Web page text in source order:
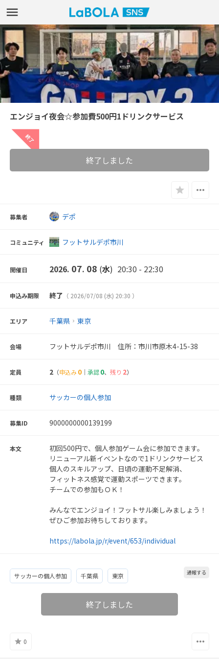
エンジョイ夜会☆参加費500円1ドリンクサービス
終了
終了しました
募集者 デポ
コミュニティ フットサルデポ市川
開催日 2026. 07. 08 (水) 20:30 - 22:30
申込み期限 終了 （ 2026/07/08 (水) 20:30 ）
エリア 千葉県 東京
会場 フットサルデポ市川 住所：市川市原木4-15-38
定員 2 （申込み 0 ｜ 承認0、 残り 2）
種類 サッカーの個人参加
募集ID 9000000000139199
本文
初回500円で、個人参加ゲーム会に参加できます。
リニューアル新イベントなので1ドリンクサービス
個人のスキルアップ、日頃の運動不足解消、
フィットネス感覚で運動スポーツできます。
チームでの参加もＯＫ！
みんなでエンジョイ！フットサル楽しみましょう！
ぜひご参加お待ちしております。
https://labola.jp/r/event/653/individual
サッカーの個人参加 千葉県 東京 通報する
終了しました
0